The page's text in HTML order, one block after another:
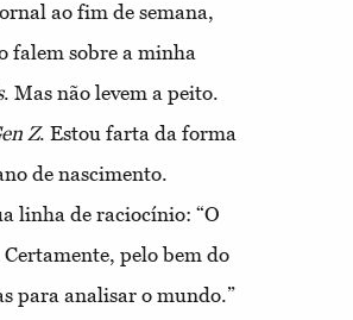
ao fim de semana,
falem sobre a minha
. Mas não levem a peito.
Z. Estou farta da forma
de nascimento.
linha de raciocínio: “O
pelo bem do
para analisar o mundo.”